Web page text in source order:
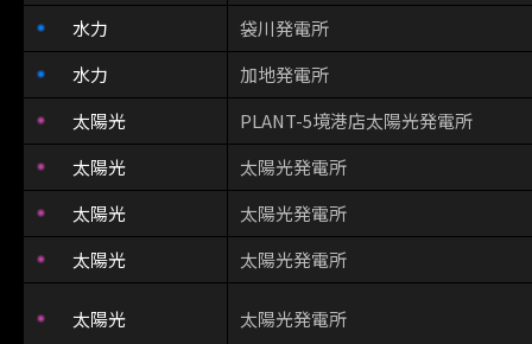
水力
袋川発電所
水力
加地発電所
太陽光
PLANT-5境港店太陽光発電所
太陽光
太陽光発電所
太陽光
太陽光発電所
太陽光
太陽光発電所
太陽光 太陽光発電所